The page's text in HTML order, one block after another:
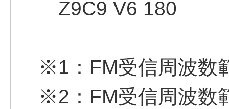
Z9C9 V6 180
※1：FM受信周波数
※2：FM受信周波数